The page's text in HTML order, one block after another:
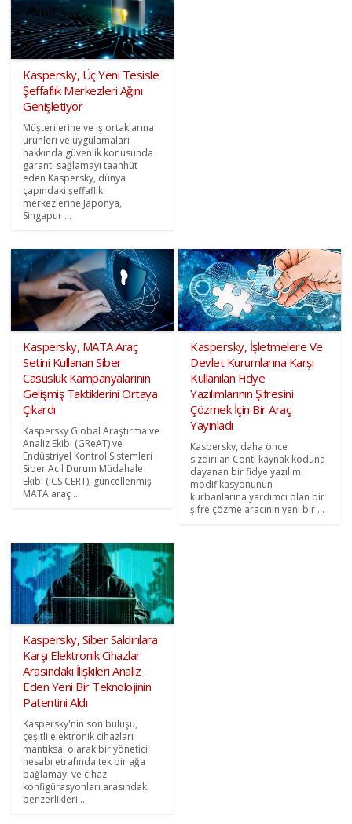
Kaspersky, Üç Yeni Tesisle
Şeffaflık Merkezleri Ağını
Genişletiyor
Müşterilerine ve iş ortaklarına
ürünleri ve uygulamaları
hakkında güvenlik konusunda
garanti sağlamayı taahhüt
eden Kaspersky, dünya
çapındaki şeffaflık
merkezlerine Japonya,
Singapur ...
Kaspersky, MATA Araç
Setini Kullanan Siber
Casusluk Kampanyalarının
Gelişmiş Taktiklerini Ortaya
Çıkardı
Kaspersky Global Araştırma ve
Analiz Ekibi (GReAT) ve
Endüstriyel Kontrol Sistemleri
Siber Acil Durum Müdahale
Ekibi (ICS CERT), güncellenmiş
MATA araç ...
Kaspersky, İşletmelere Ve
Devlet Kurumlarına Karşı
Kullanılan Fidye
Yazılımlarının Şifresini
Çözmek İçin Bir Araç
Yayınladı
Kaspersky, daha önce
sızdırılan Conti kaynak koduna
dayanan bir fidye yazılımı
modifikasyonunun
kurbanlarına yardımcı olan bir
şifre çözme aracının yeni bir ...
Kaspersky, Siber Saldırılara
Karşı Elektronik Cihazlar
Arasındaki İlişkileri Analiz
Eden Yeni Bir Teknolojinin
Patentini Aldı
Kaspersky'nin son buluşu,
çeşitli elektronik cihazları
mantıksal olarak bir yönetici
hesabı etrafında tek bir ağa
bağlamayı ve cihaz
konfigürasyonları arasındaki
benzerlikleri ...